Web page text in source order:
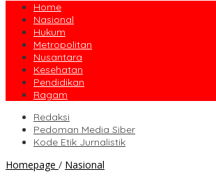
Home
Nasional
Hukum
Metropolitan
Nusantara
Kesehatan
Pendidikan
Ragam
Redaksi
Pedoman Media Siber
Kode Etik Jurnalistik
Homepage / Nasional